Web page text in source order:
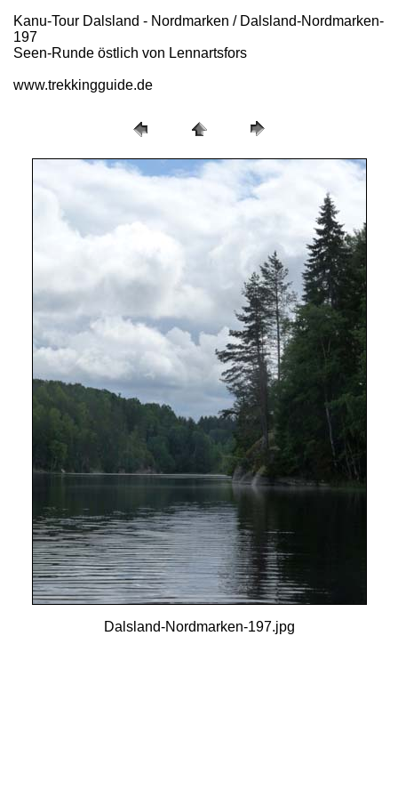
Kanu-Tour Dalsland - Nordmarken / Dalsland-Nordmarken-
197
Seen-Runde östlich von Lennartsfors
www.trekkingguide.de
Dalsland-Nordmarken-197.jpg